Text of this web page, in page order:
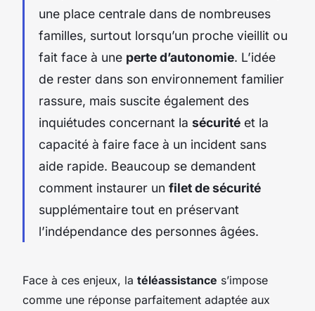
une place centrale dans de nombreuses
familles, surtout lorsqu’un proche vieillit ou
fait face à une perte d’autonomie. L’idée
de rester dans son environnement familier
rassure, mais suscite également des
inquiétudes concernant la sécurité et la
capacité à faire face à un incident sans
aide rapide. Beaucoup se demandent
comment instaurer un filet de sécurité
supplémentaire tout en préservant
l’indépendance des personnes âgées.
Face à ces enjeux, la téléassistance s’impose
comme une réponse parfaitement adaptée aux